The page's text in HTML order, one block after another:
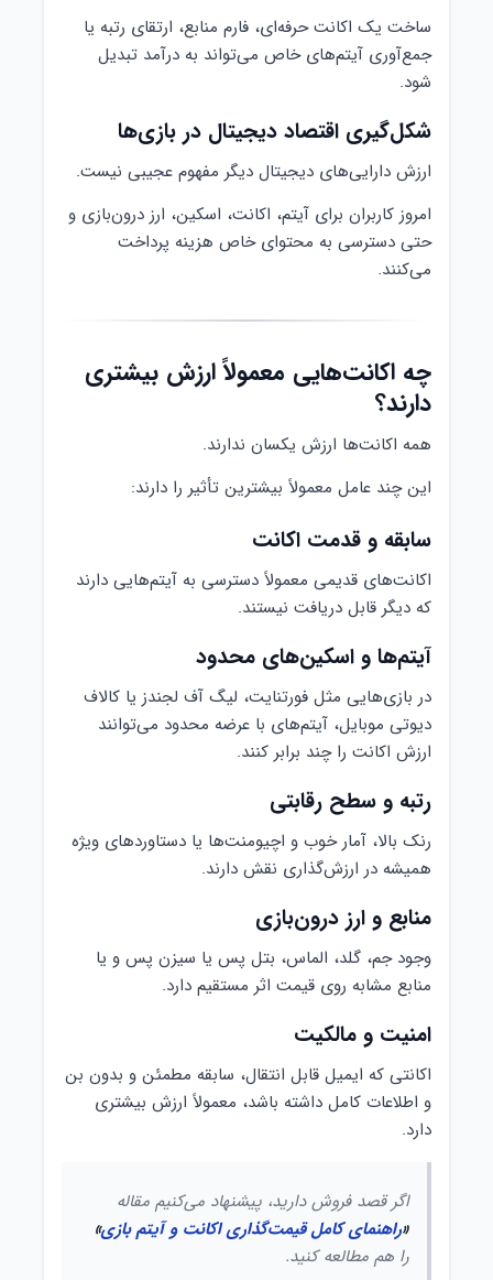
ساخت یک اکانت حرفه‌ای، فارم منابع، ارتقای رتبه یا
جمع‌آوری آیتم‌های خاص می‌تواند به درآمد تبدیل
شود.
شکل‌گیری اقتصاد دیجیتال در بازی‌ها
ارزش دارایی‌های دیجیتال دیگر مفهوم عجیبی نیست.
امروز کاربران برای آیتم، اکانت، اسکین، ارز درون‌بازی و
حتی دسترسی به محتوای خاص هزینه پرداخت
می‌کنند.
چه اکانت‌هایی معمولاً ارزش بیشتری
دارند؟
همه اکانت‌ها ارزش یکسان ندارند.
این چند عامل معمولاً بیشترین تأثیر را دارند:
سابقه و قدمت اکانت
اکانت‌های قدیمی معمولاً دسترسی به آیتم‌هایی دارند
که دیگر قابل دریافت نیستند.
آیتم‌ها و اسکین‌های محدود
در بازی‌هایی مثل فورتنایت، لیگ آف لجندز یا کالاف
دیوتی موبایل، آیتم‌های با عرضه محدود می‌توانند
ارزش اکانت را چند برابر کنند.
رتبه و سطح رقابتی
رنک بالا، آمار خوب و اچیومنت‌ها یا دستاوردهای ویژه
همیشه در ارزش‌گذاری نقش دارند.
منابع و ارز درون‌بازی
وجود جم، گلد، الماس، بتل پس یا سیزن پس و یا
منابع مشابه روی قیمت اثر مستقیم دارد.
امنیت و مالکیت
اکانتی که ایمیل قابل انتقال، سابقه مطمئن و بدون بن
و اطلاعات کامل داشته باشد، معمولاً ارزش بیشتری
دارد.
اگر قصد فروش دارید، پیشنهاد می‌کنیم مقاله
«راهنمای کامل قیمت‌گذاری اکانت و آیتم بازی»
را هم مطالعه کنید.